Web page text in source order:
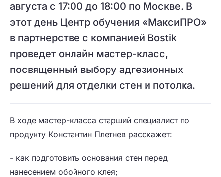
августа с 17:00 до 18:00 по Москве. В
этот день Центр обучения «МаксиПРО»
в партнерстве с компанией Bostik
проведет онлайн мастер-класс,
посвященный выбору адгезионных
решений для отделки стен и потолка.
В ходе мастер-класса старший специалист по
продукту Константин Плетнев расскажет:
- как подготовить основания стен перед
нанесением обойного клея;